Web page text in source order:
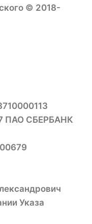
© 2018-
ПАО СБЕРБАНК
Указа